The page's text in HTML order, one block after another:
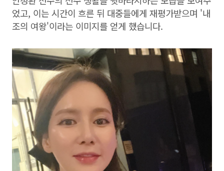
었고, 이는 시간이 흐른 뒤 대중들에게 재평가받으며 '내
조의 여왕'이라는 이미지를 얻게 했습니다.